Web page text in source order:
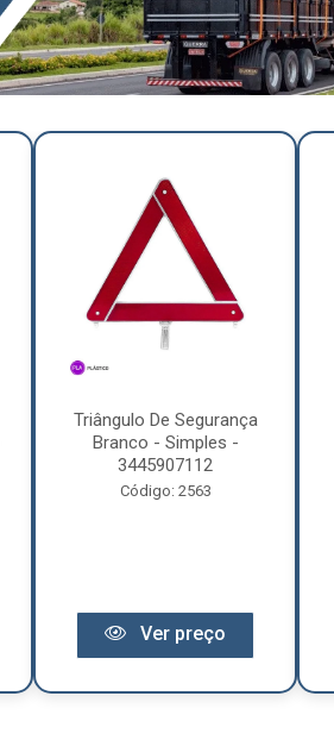
Triângulo De Segurança
Branco - Simples -
3445907112
Código: 2563
Ver preço